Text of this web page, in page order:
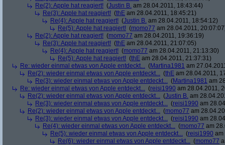
Re(2): Apple hat reagiert! (Justin B. am 28.04.2011, 18:43:44)
Re(3): Apple hat reagiert! (thE am 28.04.2011, 18:45:21)
Re(4): Apple hat reagiert! (Justin B. am 28.04.2011, 18:54:12)
Re(5): Apple hat reagiert! (momo77 am 28.04.2011,
Re(2): Apple hat reagiert! (momo77 am 28.04.2011, 19:36:19)
Re(3): Apple hat reagiert! (thE am 28.04.2011, 21:07:05)
Re(4): Apple hat reagiert! (momo77 am 28.04.2011, 21:13:30)
Re(5): Apple hat reagiert! (thE am 28.04.2011, 21:37:31)
Re: wieder einmal etwas von Apple entdeckt... (Martina1981 am
Re(2): wieder einmal etwas von Apple entdeckt... (thE am 28.04.2011,
Re(3): wieder einmal etwas von Apple entdeckt... (Martina1981 am
Re: wieder einmal etwas von Apple entdeckt... (reisi1990 am 28.04.2011,
Re(2): wieder einmal etwas von Apple entdeckt... (Justin B. am
Re(3): wieder einmal etwas von Apple entdeckt... (reisi1990 am
Re(2): wieder einmal etwas von Apple entdeckt... (momo77 am
Re(3): wieder einmal etwas von Apple entdeckt... (reisi1990 am
Re(4): wieder einmal etwas von Apple entdeckt... (momo77 am
Re(5): wieder einmal etwas von Apple entdeckt... (reisi1990 am
Re(6): wieder einmal etwas von Apple entdeckt... (momo77